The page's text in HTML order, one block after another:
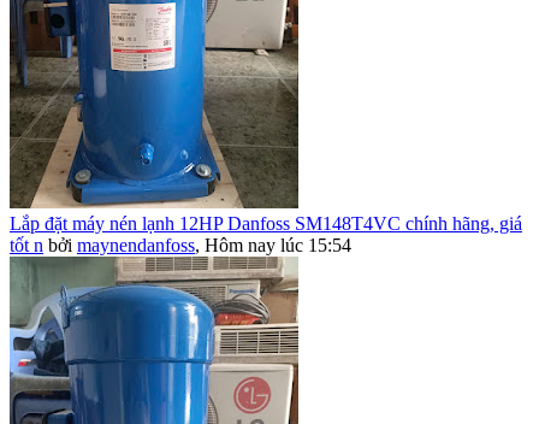
Lắp đặt máy nén lạnh 12HP Danfoss SM148T4VC chính hãng, giá
tốt n bởi maynendanfoss, Hôm nay lúc 15:54